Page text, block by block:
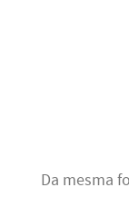
Da mesma